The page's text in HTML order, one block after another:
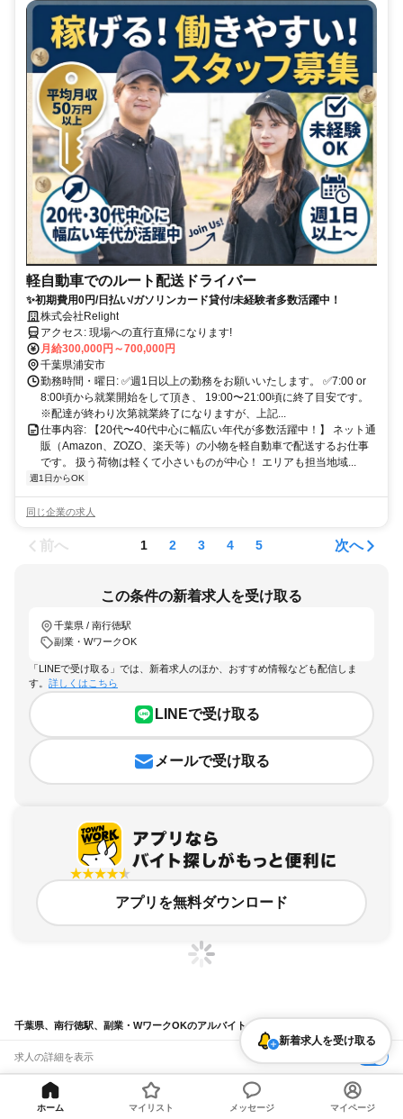
軽自動車でのルート配送ドライバー
✨初期費用0円/日払い/ガソリンカード貸付/未経験者多数活躍中！
株式会社Relight
アクセス: 現場への直行直帰になります!
月給300,000円～700,000円
千葉県浦安市
勤務時間・曜日: ✅週1日以上の勤務をお願いいたします。 ✅7:00 or
8:00頃から就業開始をして頂き、 19:00〜21:00頃に終了目安です。
※配達が終わり次第就業終了になりますが、上記...
仕事内容: 【20代〜40代中心に幅広い年代が多数活躍中！】 ネット通
販（Amazon、ZOZO、楽天等）の小物を軽自動車で配送するお仕事
です。 扱う荷物は軽くて小さいものが中心！ エリアも担当地域...
週1日からOK
同じ企業の求人
前へ 1 2 3 4 5 次へ
この条件の新着求人を受け取る
千葉県 / 南行徳駅
副業・WワークOK
「LINEで受け取る」では、新着求人のほか、おすすめ情報なども配信しま
す。 詳しくはこちら
LINEで受け取る
メールで受け取る
アプリを無料ダウンロード
千葉県、南行徳駅、副業・WワークOKのアルバイト・バイト求人情報
求人の詳細を表示
条件を追加・変更して検索
新着求人を受け取る
ホーム マイリスト メッセージ マイページ